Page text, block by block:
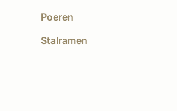
Poeren
Stalramen